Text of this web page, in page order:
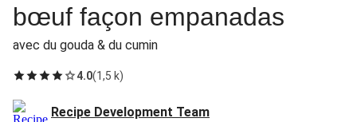
bœuf façon empanadas
avec du gouda & du cumin
4.0(1,5 k)
Recipe Development Team